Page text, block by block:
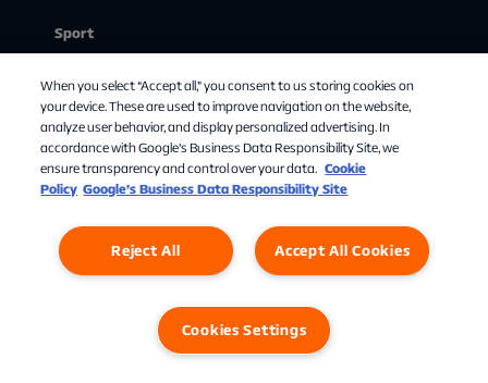
Sport
Mit abonnement
Om Allente
TV-guide
Privatlivspolitik Cookies Settings
When you select “Accept all,” you consent to us storing cookies on
your device. These are used to improve navigation on the website,
analyze user behavior, and display personalized advertising. In
accordance with Google's Business Data Responsibility Site, we
ensure transparency and control over your data. Cookie
Policy Google’s Business Data Responsibility Site
Accept All Cookies
Reject All
Cookies Settings